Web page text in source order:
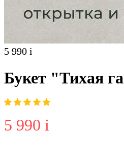
5 990 i
Букет "Тихая
5 990 i